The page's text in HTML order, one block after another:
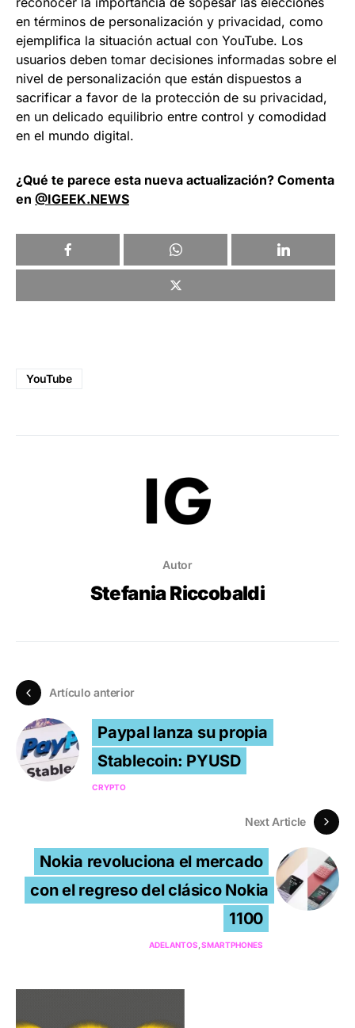
en términos de personalización y privacidad, como
ejemplifica la situación actual con YouTube. Los
usuarios deben tomar decisiones informadas sobre el
nivel de personalización que están dispuestos a
sacrificar a favor de la protección de su privacidad,
en un delicado equilibrio entre control y comodidad
en el mundo digital.
¿Qué te parece esta nueva actualización? Comenta
en @IGEEK.NEWS
YouTube
Autor
Stefania Riccobaldi
Artículo anterior
Paypal lanza su propia
Stablecoin: PYUSD
CRYPTO
Next Article
Nokia revoluciona el mercado
con el regreso del clásico Nokia
1100
ADELANTOS SMARTPHONES